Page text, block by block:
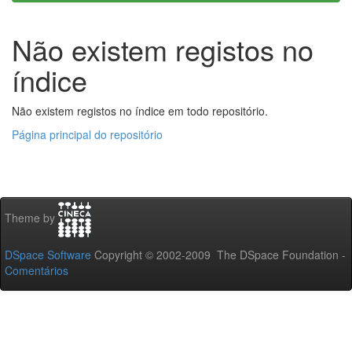
Não existem registos no
índice
Não existem registos no índice em todo repositório.
Página principal do repositório
Theme by
DSpace Software Copyright © 2002-2009 The DSpace Foundation -
Comentários